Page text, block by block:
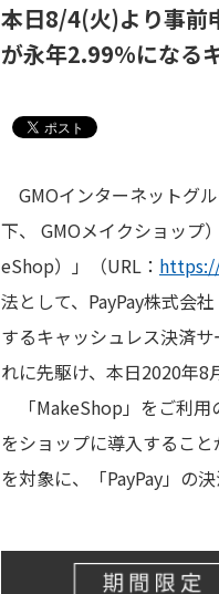
本日8/4(火)より事前
が永年2.99%になる
GMOインターネットグ
下、 GMOメイクショップ
eShop）」（URL：
法として、PayPay株式会
するキャッシュレス決済
れに先駆け、本日2020年8
「MakeShop」をご利用
をショップに導入するこ
を対象に、「PayPay」の